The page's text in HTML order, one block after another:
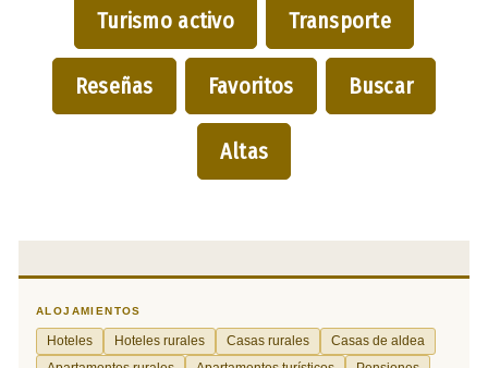
Turismo activo Transporte
Reseñas Favoritos Buscar
Altas